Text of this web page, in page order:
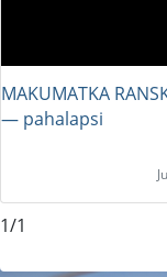
MAKUMATKA
― pahalapsi
1/1